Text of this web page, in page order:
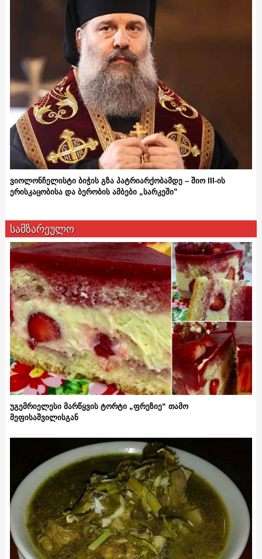
ვიოლონჩელისტი ბიჭის გზა პატრიარქობამდე – შიო III-ის
ერისკაცობისა და ბერობის ამბები „სარკეში”
სამზარეულო
უგემრიელესი მარწყვის ტორტი „ფრეზიე“ თამო
მეფისაშვილისგან